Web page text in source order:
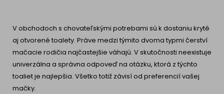
V obchodoch s chovateľskými potrebami sú k dostaniu kryté
aj otvorené toalety. Práve medzi týmito dvoma typmi čerství
mačacie rodičia najčastejšie váhajú. V skutočnosti neexistuje
univerzálna a správna odpoveď na otázku, ktorá z týchto
toaliet je najlepšia. Všetko totiž závisí od preferencií vašej
mačky.